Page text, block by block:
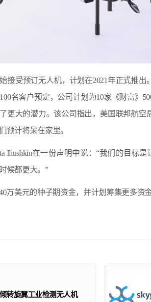
接受预订无人机，计划在2021年正式推
名客户预定，公司计划为10家《财富》
更大的潜力。该公司指出，美国联邦航
预计将呆在家里。
Iliushkin在一份声明中说：“我们的目标
候都更大。”
万美元的种子期资金，并计划筹集更多资金
转旋翼工业检测无人机